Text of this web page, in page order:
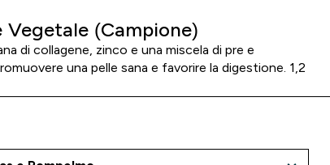
Vegetale (Campione)
di collagene, zinco e una miscela di pre e
una pelle sana e favorire la digestione. 1,2